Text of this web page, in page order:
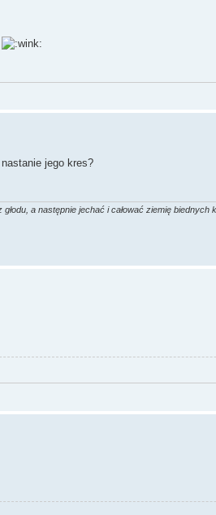
jego kres?
a następnie jechać i całować ziemię biednych